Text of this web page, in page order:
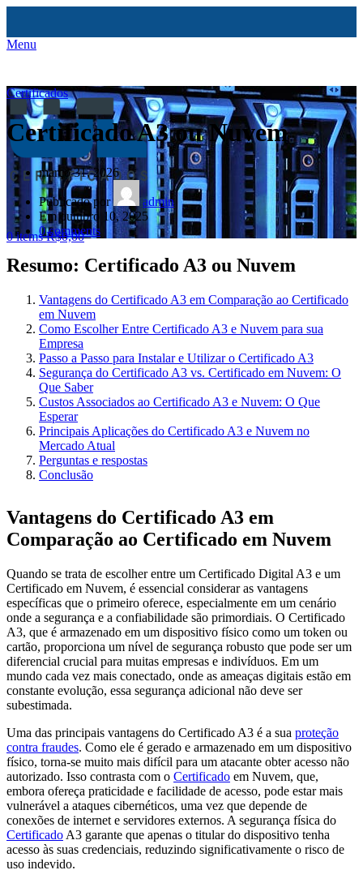
Menu
0items R$0,00
Certificados
Certificado A3 ou Nuvem
março 31, 2026
Publicado por
admin
Em outubro 10, 2025
0 comments
Resumo: Certificado A3 ou Nuvem
Vantagens do Certificado A3 em Comparação ao Certificado
em Nuvem
Como Escolher Entre Certificado A3 e Nuvem para sua
Empresa
Passo a Passo para Instalar e Utilizar o Certificado A3
Segurança do Certificado A3 vs. Certificado em Nuvem: O
Que Saber
Custos Associados ao Certificado A3 e Nuvem: O Que
Esperar
Principais Aplicações do Certificado A3 e Nuvem no
Mercado Atual
Perguntas e respostas
Conclusão
Vantagens do Certificado A3 em
Comparação ao Certificado em Nuvem
Quando se trata de escolher entre um Certificado Digital A3 e um
Certificado em Nuvem, é essencial considerar as vantagens
específicas que o primeiro oferece, especialmente em um cenário
onde a segurança e a confiabilidade são primordiais. O Certificado
A3, que é armazenado em um dispositivo físico como um token ou
cartão, proporciona um nível de segurança robusto que pode ser um
diferencial crucial para muitas empresas e indivíduos. Em um
mundo cada vez mais conectado, onde as ameaças digitais estão em
constante evolução, essa segurança adicional não deve ser
subestimada.
Uma das principais vantagens do Certificado A3 é a sua proteção
contra fraudes. Como ele é gerado e armazenado em um dispositivo
físico, torna-se muito mais difícil para um atacante obter acesso não
autorizado. Isso contrasta com o Certificado em Nuvem, que,
embora ofereça praticidade e facilidade de acesso, pode estar mais
vulnerável a ataques cibernéticos, uma vez que depende de
conexões de internet e servidores externos. A segurança física do
Certificado A3 garante que apenas o titular do dispositivo tenha
acesso às suas credenciais, reduzindo significativamente o risco de
uso indevido.